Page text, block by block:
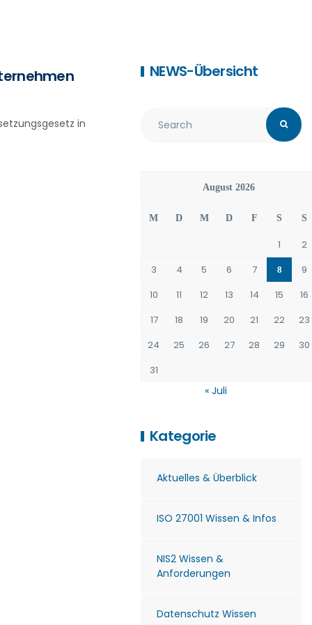
in
NEWS-Übersicht
August 2026
M D M D F S S
1
2
3
4 5 6 7 8
9
10
11 12 13 14 15
16
17
18 19 20 21 22
23
24
25 26 27 28 29
30
31
« Juli
Kategorie
Aktuelles & Überblick
ISO 27001 Wissen & Infos
NIS2 Wissen &
Anforderungen
Datenschutz Wissen